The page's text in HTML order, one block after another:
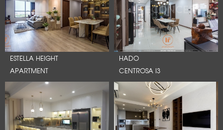
ESTELLA HEIGHT
APARTMENT
HADO
CENTROSA I3